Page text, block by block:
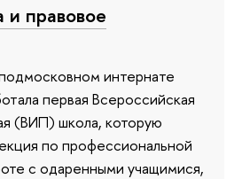
правовое
интернате
первая Всероссийская
(ВИП) школа, которую
по профессиональной
с одаренными учащимися,